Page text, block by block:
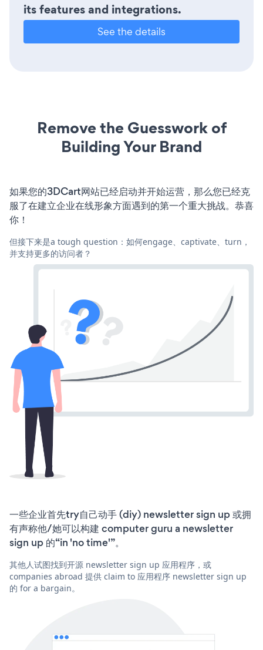
its features and integrations.
See the details
Remove the Guesswork of
Building Your Brand
如果您的3DCart网站已经启动并开始运营，那么您已经克
服了在建立企业在线形象方面遇到的第一个重大挑战。恭喜
你！
但接下来是a tough question：如何engage、captivate、turn，
并支持更多的访问者？
一些企业首先try自己动手 (diy) newsletter sign up 或拥
有声称他/她可以构建 computer guru a newsletter
sign up 的“in 'no time'”。
其他人试图找到开源 newsletter sign up 应用程序，或
companies abroad 提供 claim to 应用程序 newsletter sign up
的 for a bargain。